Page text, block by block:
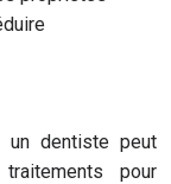
un dentiste peut
pour